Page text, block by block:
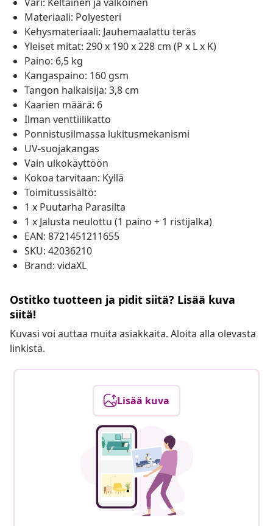
Materiaali: Polyesteri
Kehysmateriaali: Jauhemaalattu teräs
Yleiset mitat: 290 x 190 x 228 cm (P x L x K)
Paino: 6,5 kg
Kangaspaino: 160 gsm
Tangon halkaisija: 3,8 cm
Kaarien määrä: 6
Ilman venttiilikatto
Ponnistusilmassa lukitusmekanismi
UV-suojakangas
Vain ulkokäyttöön
Kokoa tarvitaan: Kyllä
Toimitussisältö:
1 x Puutarha Parasilta
1 x Jalusta neulottu (1 paino + 1 ristijalka)
EAN: 8721451211655
SKU: 42036210
Brand: vidaXL
Ostitko tuotteen ja pidit siitä? Lisää kuva
siitä!
Kuvasi voi auttaa muita asiakkaita. Aloita alla olevasta
linkistä.
Lisää kuva